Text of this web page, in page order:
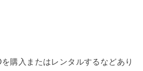
購入またはレンタルするなどあり